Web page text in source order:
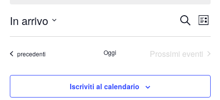
Eventi
e
viste
Cerca
Lista
In arrivo
data.Eventi
precedenti Oggi Prossimi eventi
Iscriviti al calendario